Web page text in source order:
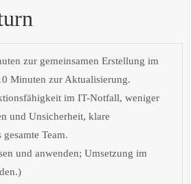
zur gemeinsamen Erstellung im
Minuten zur Aktualisierung.
im IT-Notfall, weniger
und Unsicherheit, klare
Team.
und anwenden; Umsetzung im